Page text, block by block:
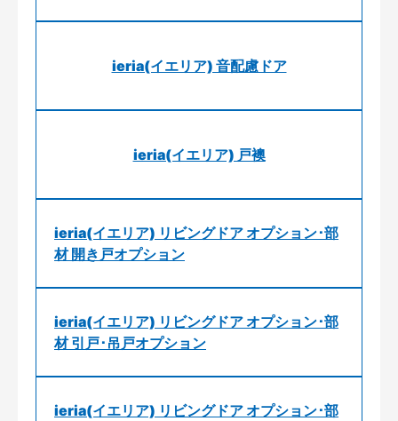
ieria(イエリア) 音配慮ドア
ieria(イエリア) 戸襖
ieria(イエリア) リビングドア オプション･部
材 開き戸オプション
ieria(イエリア) リビングドア オプション･部
材 引戸･吊戸オプション
ieria(イエリア) リビングドア オプション･部